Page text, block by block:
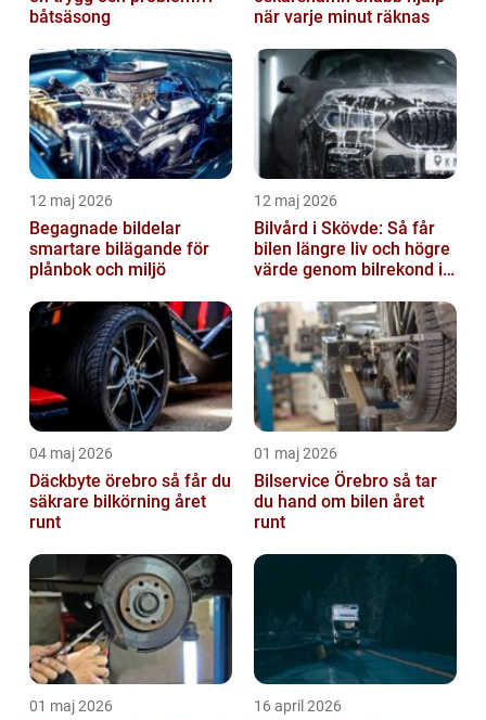
båtsäsong
när varje minut räknas
12 maj 2026
Begagnade bildelar
smartare bilägande för
plånbok och miljö
12 maj 2026
Bilvård i Skövde: Så får
bilen längre liv och högre
värde genom bilrekond i
04 maj 2026
Däckbyte örebro så får du
säkrare bilkörning året
runt
01 maj 2026
Bilservice Örebro så tar
du hand om bilen året
runt
01 maj 2026 16 april 2026